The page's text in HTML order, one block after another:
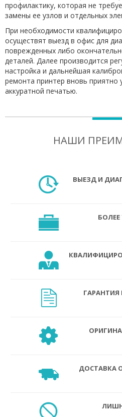
профилактику, которая не
замены ее узлов и отдельных
При необходимости
осуществят выезд в офис для
поврежденных либо
деталей. Далее производится
настройка и дальнейшая
ремонта принтер вновь приятно
аккуратной печатью.
НАШИ
ВЫЕЗД И
БОЛЕЕ
ГАРАНТИЯ
ДОСТАВКА